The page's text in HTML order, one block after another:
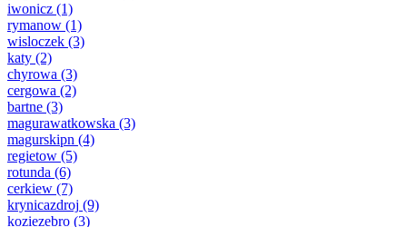
iwonicz (1)
rymanow (1)
wisloczek (3)
katy (2)
chyrowa (3)
cergowa (2)
bartne (3)
magurawatkowska (3)
magurskipn (4)
regietow (5)
rotunda (6)
cerkiew (7)
krynicazdroj (9)
koziezebro (3)